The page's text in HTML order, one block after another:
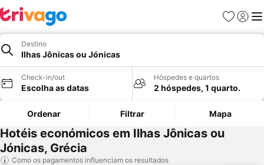
Favoritos
Iniciar
Destino
Ilhas Jônicas ou Jónicas
Check-in/out
Escolha as datas
Hóspedes e quartos
2 hóspedes, 1 quarto.
Ordenar Filtrar Mapa
Hotéis económicos em Ilhas Jônicas ou
Jónicas, Grécia
Como os pagamentos influenciam os resultados